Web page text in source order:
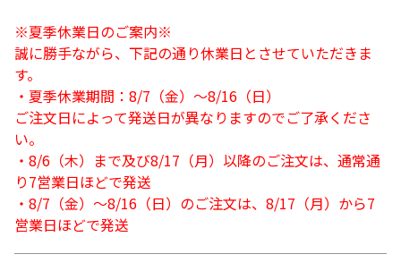
※夏季休業日のご案内※
誠に勝手ながら、下記の通り休業日とさせていただきま
す。
・夏季休業期間：8/7（金）～8/16（日）
ご注文日によって発送日が異なりますのでご了承くださ
い。
・8/6（木）まで及び8/17（月）以降のご注文は、通常通
り7営業日ほどで発送
・8/7（金）～8/16（日）のご注文は、8/17（月）から7
営業日ほどで発送